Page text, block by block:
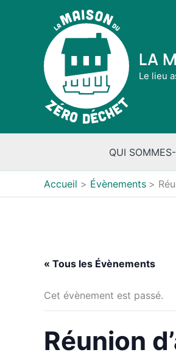
La
Le lieu
QUI
Accueil Évènements
« Tous les Évènements
Cet évènement est passé.
Réunion